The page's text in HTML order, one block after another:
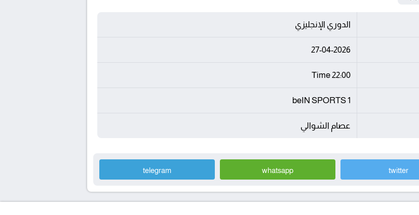
الدوري الإنجليزي
27-04-2026
22:00 Time
beIN SPORTS 1
عصام الشوالي
twitter
whatsapp
telegram